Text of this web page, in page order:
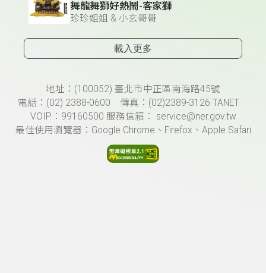
舞龍舞獅好熱鬧-客家獅
珍珍姐姐 & 小玄哥哥
載入更多
頁尾資訊地址：(100052) 臺北市中正區南海路45號
電話：(02) 2388-0600 傳真：(02)2389-3126 TANET
VOIP：99160500 服務信箱： service@ner.gov.tw
最佳使用瀏覽器：Google Chrome、Firefox、Apple Safari